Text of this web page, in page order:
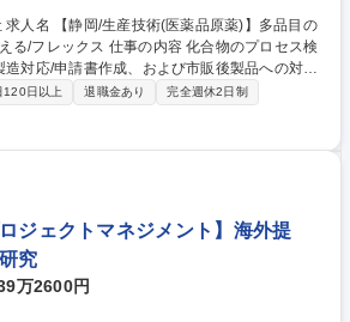
内容 化合物のプロセス検
対応/申請書作成、および市販後製品への対応
】■技術検討計画書/報告書の作成 ■化合物合
(スケールアップ検討含む) 【注力領域】研究
技術、基盤を最大限活用できる領域である「免
「感染症領域」に注力しつつ、将来を見据えた
も取り組んでいます。 ※皮膚科領域で圧倒的シ
ックス制度(コアタイム有)/年休取得率75%など
静岡/生産技術(医薬品原
療業界を支える/フレックス
120日以上 退職金あり
完全週休2日制
ジェクトマネジメント】海外提
究
万2600円